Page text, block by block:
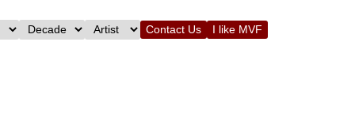
Contact Us I like MVF